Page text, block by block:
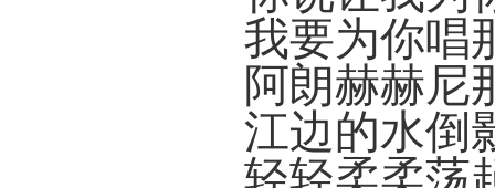
我要为你唱
阿朗赫赫尼
江边的水倒